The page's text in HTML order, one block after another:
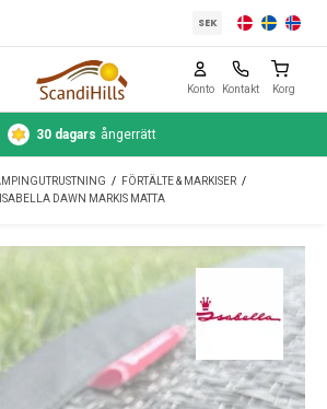
SEK
Konto Kontakt Korg
30 dagars ångerrätt
/ FÖRTÄLTE & MARKISER /
ISABELLA DAWN MARKIS MATTA